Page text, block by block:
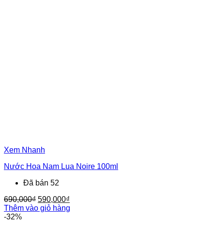
Xem Nhanh
Nước Hoa Nam Lua Noire 100ml
Đã bán 52
690,000₫ Giá
gốc
590,000₫
hiện
Thêm vào giỏ hàng
-32%